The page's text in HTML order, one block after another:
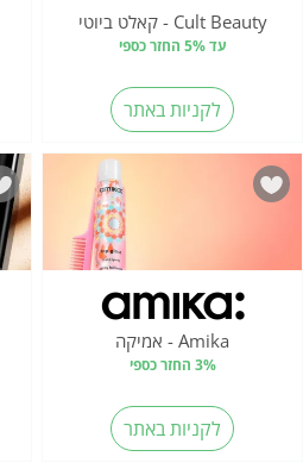
Cult Beauty - קאלט ביוטי
עד 5% החזר כספי
לקניות באתר
Amika - אמיקה
3% החזר כספי
לקניות באתר